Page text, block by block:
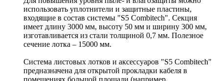
использовать уплотнители и защитные пластины,
входящие в состав системы "S5 Combitech". Секция
имеет длину 3000 мм, высоту 50 мм и ширину 300 мм,
изготавливается из стали толщиной 0,7 мм. Полезное
сечение лотка – 15000 мм.
Система листовых лотков и аксессуаров "S5 Combitech"
предназначена для открытой прокладки кабеля в
помещениях большой площади (например,